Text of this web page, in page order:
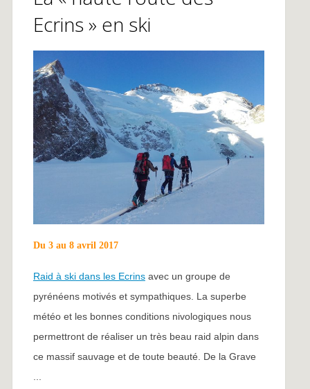
Ecrins » en ski
Du 3 au 8 avril 2017
Raid à ski dans les Ecrinsavec un groupe de
pyrénéens motivés et sympathiques. La superbe
météo et les bonnes conditions nivologiques nous
permettront de réaliser un très beau raid alpin dans
ce massif sauvage et de toute beauté. De la Grave